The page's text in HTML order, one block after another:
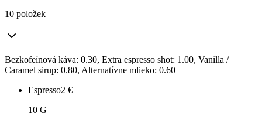
10 položek
Bezkofeínová káva: 0.30, Extra espresso shot: 1.00, Vanilla /
Caramel sirup: 0.80, Alternatívne mlieko: 0.60
Espresso2 €
10 G